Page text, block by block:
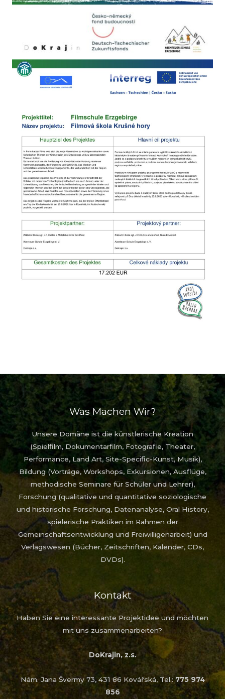
Was Machen Wir?
Unsere Domäne ist die künstlerische Kreation
(Spielfilm, Dokumentarfilm, Fotografie, Theater,
Performance, Land Art, Site-Specific-Kunst, Musik),
Bildung (Vorträge, Workshops, Exkursionen, Ausflüge,
methodische Seminare für Schüler und Lehrer),
Forschung (qualitative und quantitative soziologische
und historische Forschung, Datenanalyse, Oral History,
spielerische Praktiken im Rahmen der
Gemeinschaftsentwicklung und Freiwilligenarbeit) und
Verlagswesen (Bücher, Zeitschriften, Kalender, CDs,
DVDs).
Kontakt
Haben Sie eine interessante Projektidee und möchten
mit uns zusammenarbeiten?
DoKrajin, z.s.
Nám. Jana Švermy 73, 431 86 Kovářská, Tel.: 775 974
856